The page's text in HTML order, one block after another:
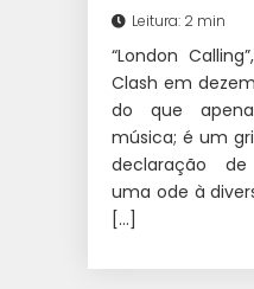
Leitura: 2 min
“London
Clash em
do que
música; é um
declaração
uma ode à
[…]